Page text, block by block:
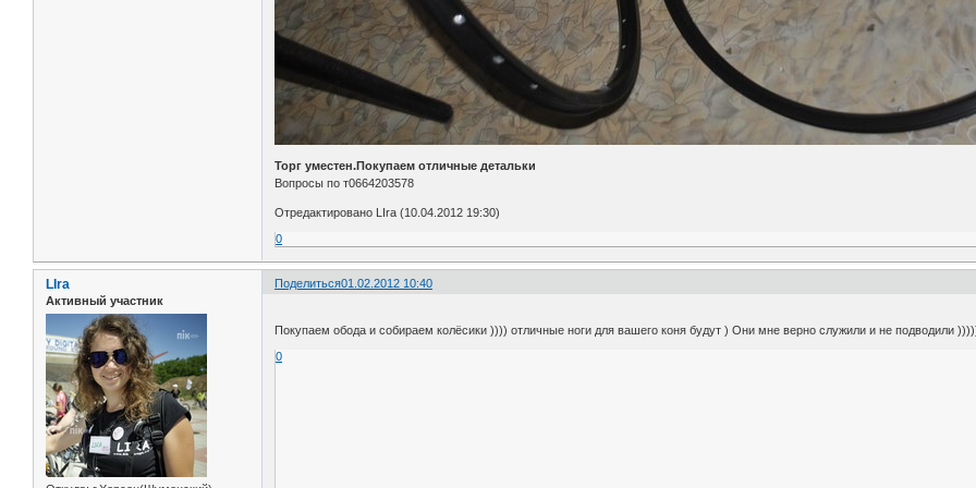
Торг уместен.Покупаем отличные детальки
Вопросы по т0664203578
Отредактировано LIra (10.04.2012 19:30)
0
Поделиться01.02.2012 10:40
LIra
Активный участник
Покупаем обода и собираем колёсики )))) отличные ноги для вашего коня будут ) Они мне верно служили и не подводили
0